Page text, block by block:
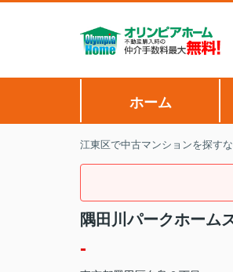
ホーム
江東区で中古マンションを探す
隅田川パークホー
-